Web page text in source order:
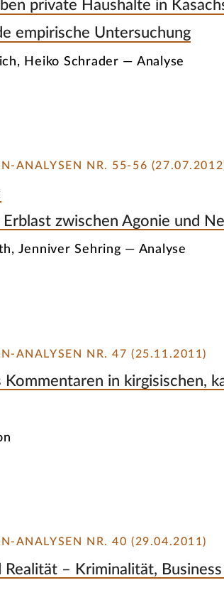
private Haushalte in
empirische Untersuchung
Heiko Schrader — Analyse
ANALYSEN NR. 55-56
zwischen Agonie und
Jenniver Sehring — Analyse
ANALYSEN NR. 47 (25.11.2011)
Kommentaren in kirgisischen,
ANALYSEN NR. 40 (29.04.2011)
Realität – Kriminalität,